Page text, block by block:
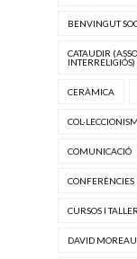
BENVINGUT
CATAUDIR
INTERRELIGIÓS)
CERÀMICA
COMUNICACIÓ
CONFERÈNCIES
CURSOS I
DAVID MOREAU